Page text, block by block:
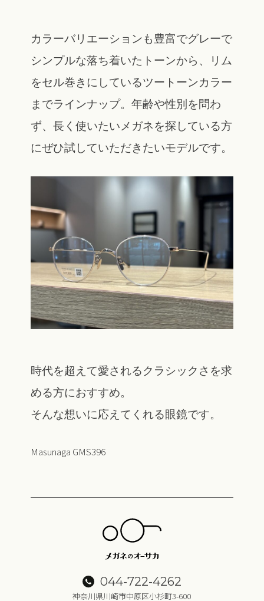
カラーバリエーションも豊富でグレーで
シンプルな落ち着いたトーンから、リム
をセル巻きにしているツートーンカラー
までラインナップ。年齢や性別を問わ
ず、長く使いたいメガネを探している方
にぜひ試していただきたいモデルです。
時代を超えて愛されるクラシックさを求
める方におすすめ。
そんな想いに応えてくれる眼鏡です。
Masunaga GMS396
044-722-4262
神奈川県川崎市中原区小杉町3-600